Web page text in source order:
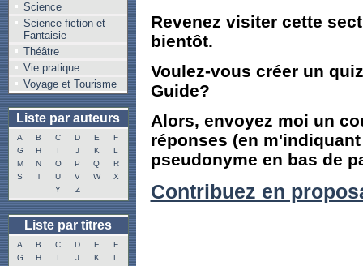
Science
Science fiction et
Fantaisie
Théâtre
Vie pratique
Voyage et Tourisme
Liste par auteurs
A B C D E
F
G
H I J K
L
M
N O P Q
R
S
T U V W
X
Y
Z
Liste par titres
A B C D E
F
G
H I J K
L
Revenez visiter cette
bientôt.
Voulez-vous créer un
Guide?
Alors, envoyez moi un
réponses (en
pseudonyme en bas de
Contribuez en